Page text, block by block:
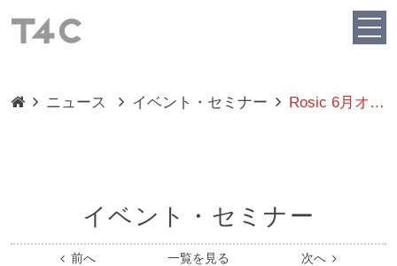
ニュース イベント・セミナー Rosic 6月オ…
イベント・セミナー
前へ 一覧を見る 次へ